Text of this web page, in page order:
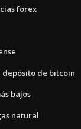
forex
de bitcoin
bajos
natural